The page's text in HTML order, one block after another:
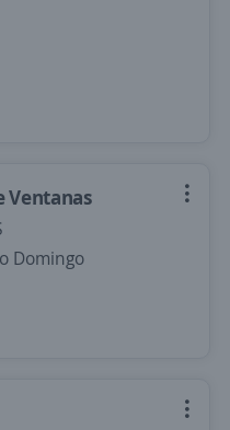
Ventanas
Domingo